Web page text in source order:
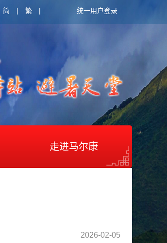
简 | 繁 | 统一用户登录
走进马尔康
2026-02-05